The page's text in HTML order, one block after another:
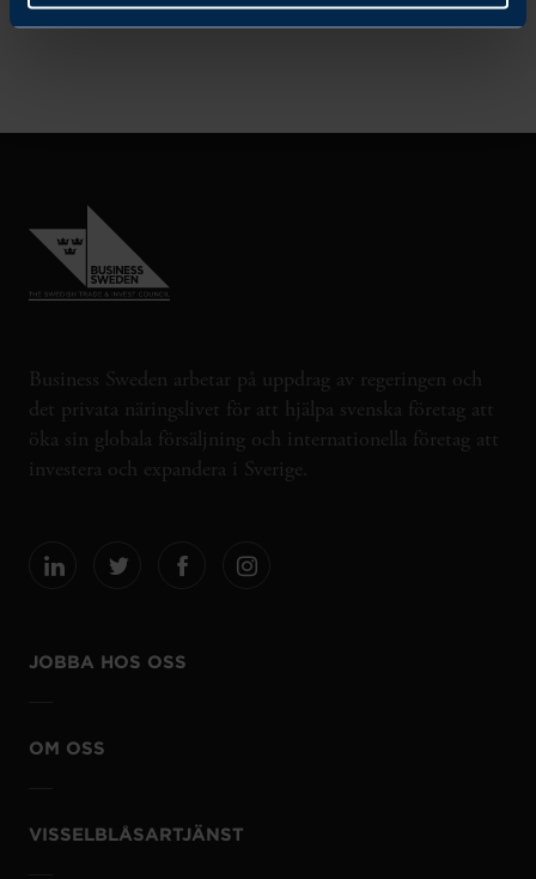
Business Sweden arbetar på uppdrag av regeringen och
det privata näringslivet för att hjälpa svenska företag att
öka sin globala försäljning och internationella företag att
investera och expandera i Sverige.
JOBBA HOS OSS
OM OSS
VISSELBLÅSARTJÄNST